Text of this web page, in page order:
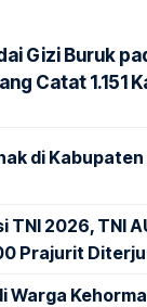
Gizi Buruk
Catat 1.151
di
2026, TNI
Prajurit
Warga